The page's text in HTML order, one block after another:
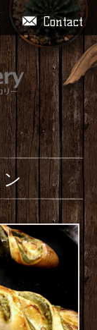
Contact